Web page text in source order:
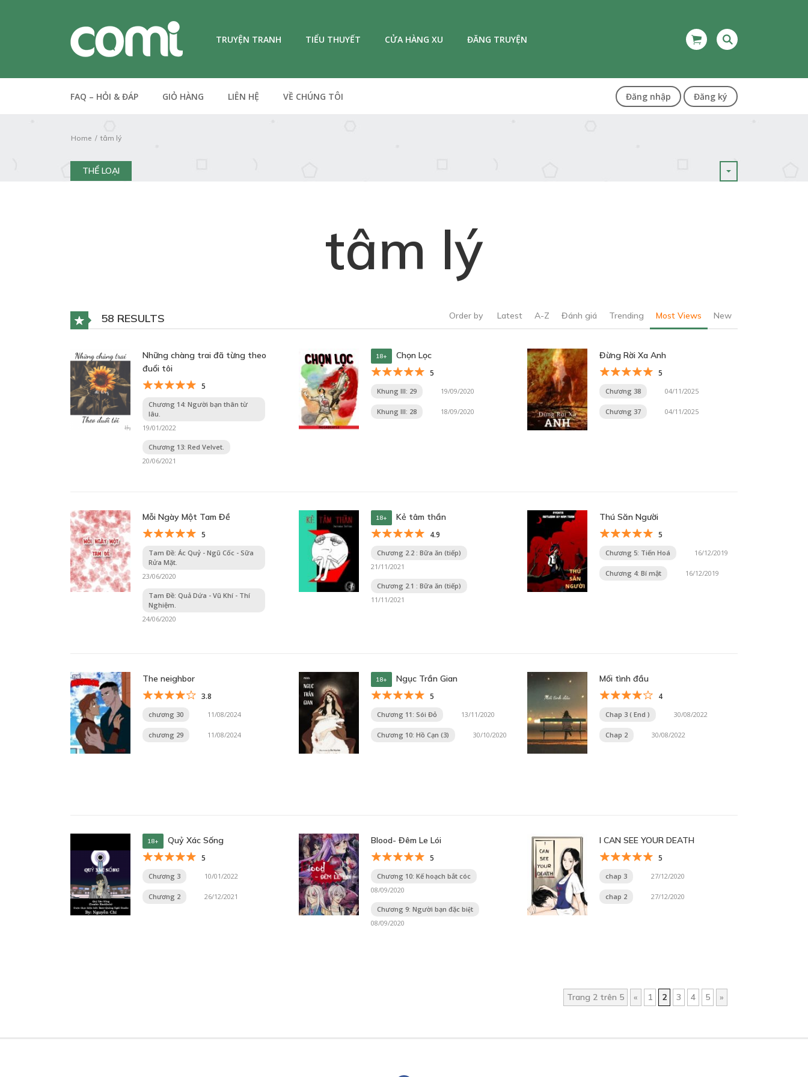
TRUYỆN TRANH TIỂU THUYẾT CỬA HÀNG XU ĐĂNG TRUYỆN
FAQ – HỎI & ĐÁP GIỎ HÀNG LIÊN HỆ VỀ CHÚNG TÔI Đăng nhập Đăng ký
Home tâm lý
THỂ LOẠI
tâm lý
58 RESULTS Order by Latest A-Z Đánh giá Trending Most Views New
Những chàng trai đã từng theo
đuổi tôi
5
Chương 14: Người bạn thân từ
lâu.
19/01/2022
Chương 13: Red Velvet.
20/06/2021
18+ Chọn Lọc
5
Khung III: 29 19/09/2020
Khung III: 28 18/09/2020
Đừng Rời Xa Anh
5
Chương 38 04/11/2025
Chương 37 04/11/2025
Mỗi Ngày Một Tam Đề
5
Tam Đề: Ác Quỷ - Ngũ Cốc - Sữa
Rửa Mặt.
23/06/2020
Tam Đề: Quả Dứa - Vũ Khí - Thí
Nghiệm.
24/06/2020
18+ Kẻ tâm thần
4.9
Chương 2.2 : Bữa ăn (tiếp)
21/11/2021
Chương 2.1 : Bữa ăn (tiếp)
11/11/2021
Thú Săn Người
5
Chương 5: Tiến Hoá 16/12/2019
Chương 4: Bí mật 16/12/2019
The neighbor
3.8
chương 30 11/08/2024
chương 29 11/08/2024
18+ Ngục Trần Gian
5
Chương 11: Sói Đỏ 13/11/2020
Chương 10: Hồ Cạn (3) 30/10/2020
Mối tình đầu
4
Chap 3 ( End ) 30/08/2022
Chap 2 30/08/2022
18+ Quỷ Xác Sống
5
Chương 3 10/01/2022
Chương 2 26/12/2021
Blood- Đêm Le Lói
5
Chương 10: Kế hoạch bắt cóc
08/09/2020
Chương 9: Người bạn đặc biệt
08/09/2020
I CAN SEE YOUR DEATH
5
chap 3 27/12/2020
chap 2 27/12/2020
Trang 2 trên 5 « 1 2 3 4 5 »